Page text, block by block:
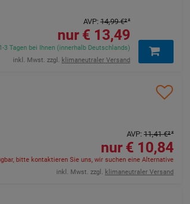
13,49 €
AVP: 14,99 €²
3 Tagen bei Ihnen (innerhalb Deutschlands)
inkl. Mwst. zzgl. klimaneutraler Versand
10,84 €
AVP: 11,41 €²
bitte kontaktieren Sie uns, wir suchen eine Alternative
inkl. Mwst. zzgl. klimaneutraler Versand